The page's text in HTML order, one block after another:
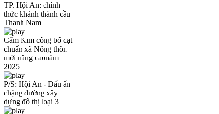
TP. Hội An: chính
thức khánh thành cầu
Thanh Nam
Cẩm Kim công bố đạt
chuẩn xã Nông thôn
mới nâng caonăm
2025
P/S: Hội An - Dấu ấn
chặng đường xây
dựng đô thị loại 3